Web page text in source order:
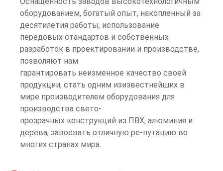
оборудованием, богатый опыт, накопленный за
десятилетия работы, использование
передовых стандартов и собственных
разработок в проектировании и производстве,
позволяют нам
гарантировать неизменное качество своей
продукции, стать одним изизвестнейших в
мире производителем оборудования для
производства свето-
прозрачных конструкций из ПВХ, алюминия и
дерева, завоевать отличную ре-путацию во
многих странах мира.